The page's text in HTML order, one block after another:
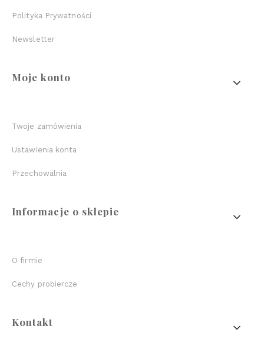
Polityka Prywatności
Newsletter
Moje konto
Twoje zamówienia
Ustawienia konta
Przechowalnia
Informacje o sklepie
O firmie
Cechy probiercze
Kontakt